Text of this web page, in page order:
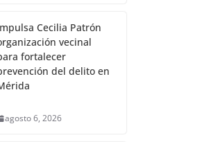
Cecilia Patrón
vecinal
fortalecer
del delito en
agosto 6, 2026